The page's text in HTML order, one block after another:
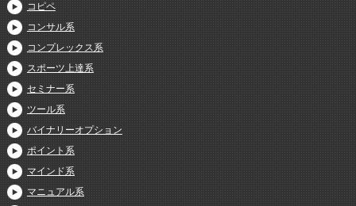
コピペ
コンサル系
コンプレックス系
スポーツ上達系
セミナー系
ツール系
バイナリーオプション
ポイント系
マインド系
マニュアル系